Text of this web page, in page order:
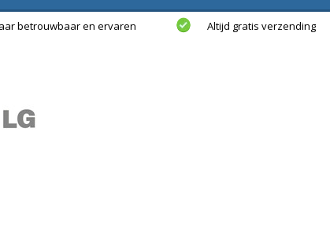
betrouwbaar en ervaren Altijd gratis verzending